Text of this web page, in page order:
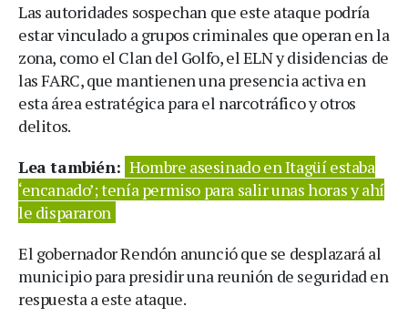
Las autoridades sospechan que este ataque podría
estar vinculado a grupos criminales que operan en la
zona, como el Clan del Golfo, el ELN y disidencias de
las FARC, que mantienen una presencia activa en
esta área estratégica para el narcotráfico y otros
delitos.
Lea también: Hombre asesinado en Itagüí estaba
‘encanado’; tenía permiso para salir unas horas y ahí
le dispararon
El gobernador Rendón anunció que se desplazará al
municipio para presidir una reunión de seguridad en
respuesta a este ataque.